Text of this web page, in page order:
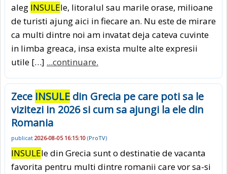
aleg INSULEle, litoralul sau marile orase, milioane
de turisti ajung aici in fiecare an. Nu este de mirare
ca multi dintre noi am invatat deja cateva cuvinte
in limba greaca, insa exista multe alte expresii
utile […] ...continuare.
Zece INSULE din Grecia pe care poti sa le
vizitezi in 2026 si cum sa ajungi la ele din
Romania
publicat 2026-08-05 16:15:10 (ProTV)
INSULEle din Grecia sunt o destinatie de vacanta
favorita pentru multi dintre romanii care vor sa-si